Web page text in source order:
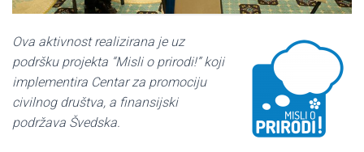
Ova aktivnost realizirana je uz
podršku projekta “Misli o prirodi!” koji
implementira Centar za promociju
civilnog društva, a finansijski
podržava Švedska.